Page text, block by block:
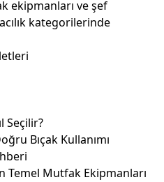
ekipmanları ve şef
kategorilerinde
Seçilir?
Bıçak Kullanımı
Mutfak Ekipmanları